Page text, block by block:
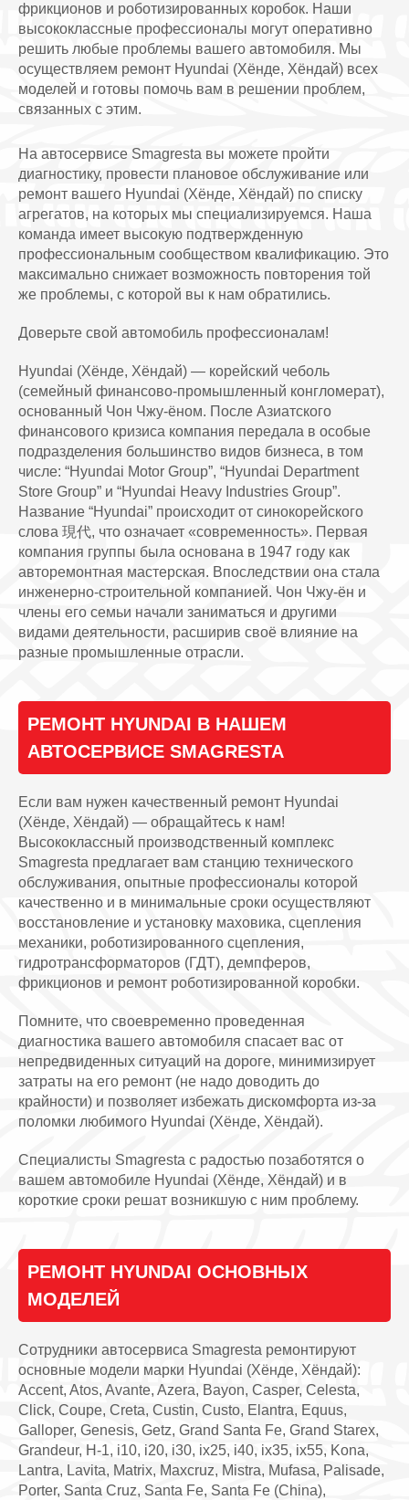
фрикционов и роботизированных коробок. Наши
высококлассные профессионалы могут оперативно
решить любые проблемы вашего автомобиля. Мы
осуществляем ремонт Hyundai (Хёнде, Хёндай) всех
моделей и готовы помочь вам в решении проблем,
связанных с этим.
На автосервисе Smagresta вы можете пройти
диагностику, провести плановое обслуживание или
ремонт вашего Hyundai (Хёнде, Хёндай) по списку
агрегатов, на которых мы специализируемся. Наша
команда имеет высокую подтвержденную
профессиональным сообществом квалификацию. Это
максимально снижает возможность повторения той
же проблемы, с которой вы к нам обратились.
Доверьте свой автомобиль профессионалам!
Hyundai (Хёнде, Хёндай) — корейский чеболь
(семейный финансово-промышленный конгломерат),
основанный Чон Чжу-ёном. После Азиатского
финансового кризиса компания передала в особые
подразделения большинство видов бизнеса, в том
числе: “Hyundai Motor Group”, “Hyundai Department
Store Group” и “Hyundai Heavy Industries Group”.
Название “Hyundai” происходит от синокорейского
слова 現代, что означает «современность». Первая
компания группы была основана в 1947 году как
авторемонтная мастерская. Впоследствии она стала
инженерно-строительной компанией. Чон Чжу-ён и
члены его семьи начали заниматься и другими
видами деятельности, расширив своё влияние на
разные промышленные отрасли.
РЕМОНТ HYUNDAI В НАШЕМ
АВТОСЕРВИСЕ SMAGRESTA
Если вам нужен качественный ремонт Hyundai
(Хёнде, Хёндай) — обращайтесь к нам!
Высококлассный производственный комплекс
Smagresta предлагает вам станцию технического
обслуживания, опытные профессионалы которой
качественно и в минимальные сроки осуществляют
восстановление и установку маховика, сцепления
механики, роботизированного сцепления,
гидротрансформаторов (ГДТ), демпферов,
фрикционов и ремонт роботизированной коробки.
Помните, что своевременно проведенная
диагностика вашего автомобиля спасает вас от
непредвиденных ситуаций на дороге, минимизирует
затраты на его ремонт (не надо доводить до
крайности) и позволяет избежать дискомфорта из-за
поломки любимого Hyundai (Хёнде, Хёндай).
Специалисты Smagresta с радостью позаботятся о
вашем автомобиле Hyundai (Хёнде, Хёндай) и в
короткие сроки решат возникшую с ним проблему.
РЕМОНТ HYUNDAI ОСНОВНЫХ
МОДЕЛЕЙ
Сотрудники автосервиса Smagresta ремонтируют
основные модели марки Hyundai (Хёнде, Хёндай):
Accent, Atos, Avante, Azera, Bayon, Casper, Celesta,
Click, Coupe, Creta, Custin, Custo, Elantra, Equus,
Galloper, Genesis, Getz, Grand Santa Fe, Grand Starex,
Grandeur, H-1, i10, i20, i30, ix25, i40, ix35, ix55, Kona,
Lantra, Lavita, Matrix, Maxcruz, Mistra, Mufasa, Palisade,
Porter, Santa Cruz, Santa Fe, Santa Fe (China),